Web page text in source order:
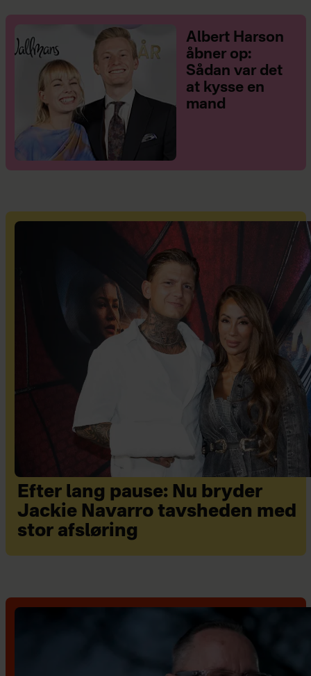
Albert Harson
åbner op:
Sådan var det
at kysse en
mand
Efter lang pause: Nu bryder
Jackie Navarro tavsheden med
stor afsløring